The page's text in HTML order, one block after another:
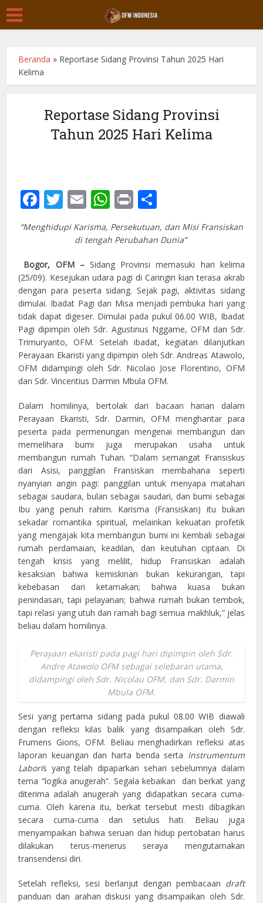
Beranda » Reportase Sidang Provinsi Tahun 2025 Hari
Kelima
Reportase Sidang Provinsi
Tahun 2025 Hari Kelima
Facebook
Twitter
EmailWhatsApp
Print
“Menghidupi Karisma, Persekutuan, dan Misi Fransiskan
di tengah Perubahan Dunia”
Bogor, OFM –Sidang Provinsi memasuki hari kelima
(25/09). Kesejukan udara pagi di Caringin kian terasa akrab
dengan para peserta sidang. Sejak pagi, aktivitas sidang
dimulai. Ibadat Pagi dan Misa menjadi pembuka hari yang
tidak dapat digeser. Dimulai pada pukul 06.00 WIB, Ibadat
Pagi dipimpin oleh Sdr. Agustinus Nggame, OFM dan Sdr.
Trimuryanto, OFM. Setelah ibadat, kegiatan dilanjutkan
Perayaan Ekaristi yang dipimpin oleh Sdr. Andreas Atawolo,
OFM didampingi oleh Sdr. Nicolao Jose Florentino, OFM
dan Sdr. Vincentius Darmin Mbula OFM.
Dalam homilinya, bertolak dari bacaan harian dalam
Perayaan Ekaristi, Sdr. Darmin, OFM menghantar para
peserta pada permenungan mengenai membangun dan
memelihara bumi juga merupakan usaha untuk
membangun rumah Tuhan. “Dalam semangat Fransiskus
dari Asisi, panggilan Fransiskan membahana seperti
nyanyian angin pagi: panggilan untuk menyapa matahari
sebagai saudara, bulan sebagai saudari, dan bumi sebagai
Ibu yang penuh rahim. Karisma (Fransiskan) itu bukan
sekadar romantika spiritual, melainkan kekuatan profetik
yang mengajak kita membangun bumi ini kembali sebagai
rumah perdamaian, keadilan, dan keutuhan ciptaan. Di
tengah krisis yang melilit, hidup Fransiskan adalah
kesaksian bahwa kemiskinan bukan kekurangan, tapi
kebebasan dari ketamakan; bahwa kuasa bukan
penindasan, tapi pelayanan; bahwa rumah bukan tembok,
tapi relasi yang utuh dan ramah bagi semua makhluk,” jelas
beliau dalam homilinya.
Perayaan ekaristi pada pagi hari dipimpin oleh Sdr.
Andre Atawolo OFM sebagai selebaran utama,
didampingi oleh Sdr. Nicolau OFM, dan Sdr. Darmin
Mbula OFM.
Sesi yang pertama sidang pada pukul 08.00 WIB diawali
dengan refleksi kilas balik yang disampaikan oleh Sdr.
Frumens Gions, OFM. Beliau menghadirkan refleksi atas
laporan keuangan dan harta benda serta Instrumentum
Laboris yang telah dipaparkan sehari sebelumnya dalam
tema “logika anugerah”. Segala kebaikan dan berkat yang
diterima adalah anugerah yang didapatkan secara cuma-
cuma. Oleh karena itu, berkat tersebut mesti dibagikan
secara cuma-cuma dan setulus hati. Beliau juga
menyampaikan bahwa seruan dan hidup pertobatan harus
dilakukan terus-menerus seraya mengutamakan
transendensi diri.
Setelah refleksi, sesi berlanjut dengan pembacaan draft
panduan dan arahan diskusi yang disampaikan oleh Sdr.